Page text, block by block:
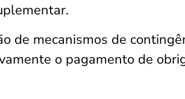
de mecanismos de
o pagamento de